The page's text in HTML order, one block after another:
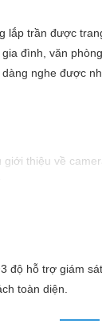
lắp trần được
đình, văn
nghe được
thiệu về
đánh giá có
phải chăng.
độ hỗ trợ giám
toàn diện.